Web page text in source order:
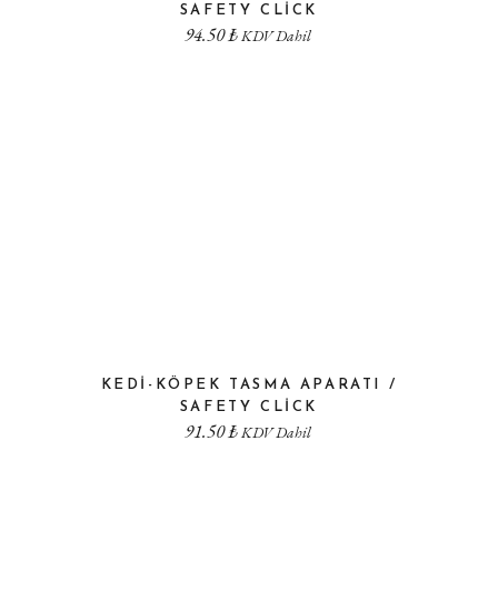
SAFETY CLICK
94.50₺KDV Dahil
KEDI-KÖPEK TASMA APARATI /
SAFETY CLICK
91.50₺KDV Dahil